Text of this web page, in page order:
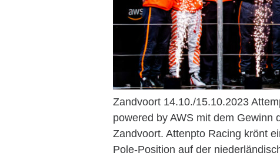
Zandvoort 14.10./15.10.2023
powered by AWS mit dem Gewinn
Zandvoort. Attenpto Racing krönt
Pole-Position auf der